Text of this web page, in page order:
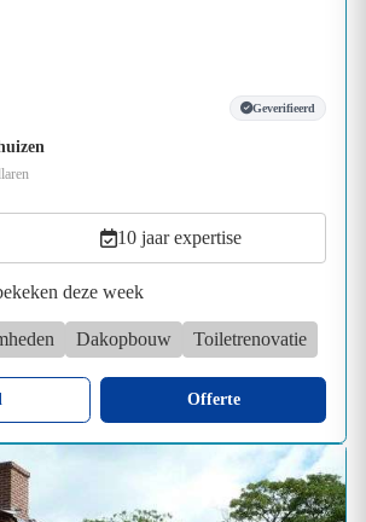
Geverifieerd
10 jaar expertise
deze week
Dakopbouw Toiletrenovatie
Offerte